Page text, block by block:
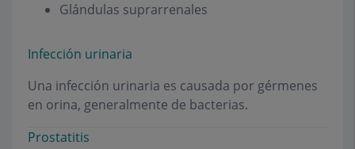
Glándulas suprarrenales
Infección urinaria
Una infección urinaria es causada por gérmenes
en orina, generalmente de bacterias.
Prostatitis